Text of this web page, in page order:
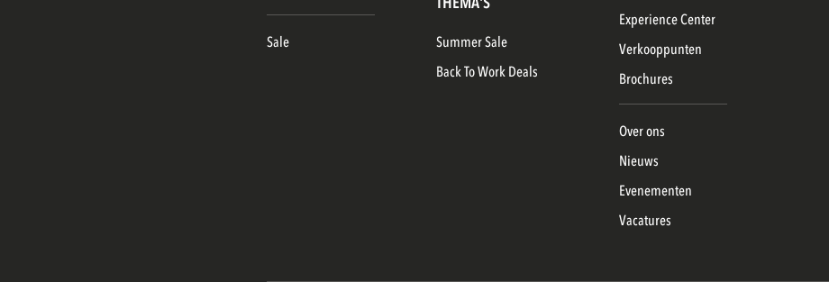
Sale
Summer Sale
Back To Work Deals
Experience Center
Verkooppunten
Brochures
Over ons
Nieuws
Evenementen
Vacatures